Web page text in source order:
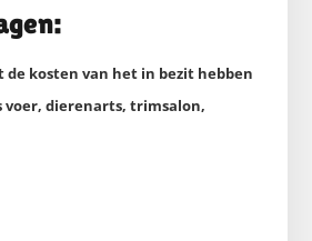
de kosten van het in bezit hebben
voer, dierenarts, trimsalon,